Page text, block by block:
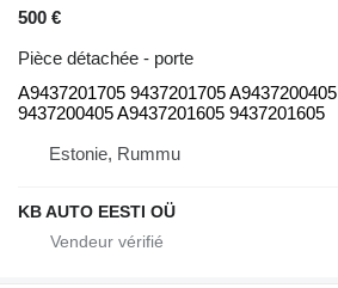
500 €
Pièce détachée - porte
A9437201705 9437201705 A9437200405
9437200405 A9437201605 9437201605
Estonie, Rummu
KB AUTO EESTI OÜ